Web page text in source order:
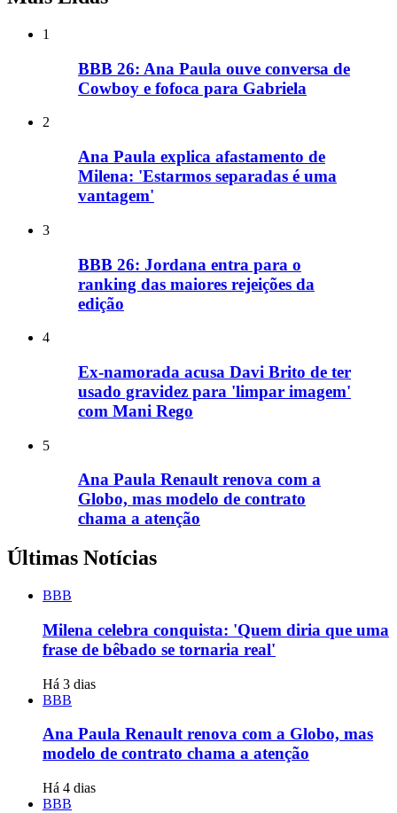
1
BBB 26: Ana Paula ouve conversa de
Cowboy e fofoca para Gabriela
2
Ana Paula explica afastamento de
Milena: 'Estarmos separadas é uma
vantagem'
3
BBB 26: Jordana entra para o
ranking das maiores rejeições da
edição
4
Ex-namorada acusa Davi Brito de ter
usado gravidez para 'limpar imagem'
com Mani Rego
5
Ana Paula Renault renova com a
Globo, mas modelo de contrato
chama a atenção
Últimas Notícias
BBB
Milena celebra conquista: 'Quem diria que uma
frase de bêbado se tornaria real'
Há 3 dias
BBB
Ana Paula Renault renova com a Globo, mas
modelo de contrato chama a atenção
Há 4 dias
BBB